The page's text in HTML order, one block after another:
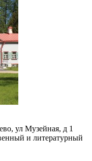
ул Музейная, д 1
и литературный